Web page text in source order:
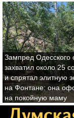
Зампред Одесского
захватил около 25
и спрятал элитную
на Фонтане: она
на покойную маму